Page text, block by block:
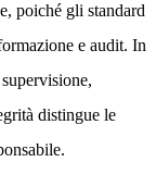
poiché gli standard
e audit. In
distingue le